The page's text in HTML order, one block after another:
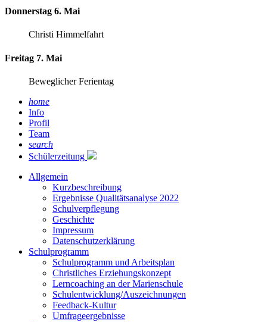
Donnerstag 6. Mai
Christi Himmelfahrt
Freitag 7. Mai
Beweglicher Ferientag
home
Info
Profil
Team
search
Schülerzeitung
Allgemein
Kurzbeschreibung
Ergebnisse Qualitätsanalyse 2022
Schulverpflegung
Geschichte
Impressum
Datenschutzerklärung
Schulprogramm
Schulprogramm und Arbeitsplan
Christliches Erziehungskonzept
Lerncoaching an der Marienschule
Schulentwicklung/Auszeichnungen
Feedback-Kultur
Umfrageergebnisse